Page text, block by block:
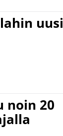
uusi
noin 20